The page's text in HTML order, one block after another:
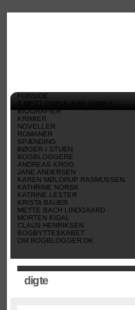
FORSIDE
5 MEST POPULÆRE EMNER
BIOGRAFIER
KRIMIER
NOVELLER
ROMANER
SPÆNDING
BØGER I STUEN
BOGBLOGGERE
ANDREAS KROG
JANE ANDERSEN
KAREN MØLDRUP RASMUSSEN
KATHRINE NORSK
KATRINE LESTER
KRISTA BAUER
METTE BACH LINDGAARD
MORTEN KIDAL
CLAUS HENRIKSEN
BOGBYTTESKABET
OM BOGBLOGGER.DK
digte